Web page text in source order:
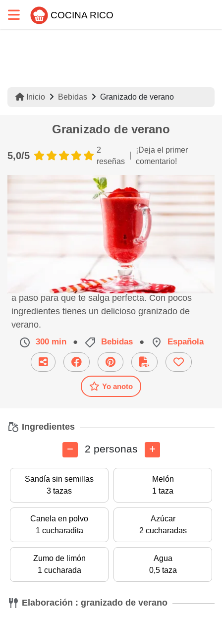
COCINA RICO
Inicio Bebidas Granizado de verano
Granizado de verano
5,0/5
2
reseñas
¡Deja el primer
comentario!
Receta de granizado de verano, preparación paso
a paso para que te salga perfecta. Con pocos
ingredientes tienes un delicioso granizado de
verano.
300 min ● Bebidas ● Española
Yo anoto
Ingredientes
2 personas
Sandía sin semillas
3 tazas
Melón
1 taza
Canela en polvo
1 cucharadita
Azúcar
2 cucharadas
Zumo de limón
1 cucharada
Agua
0,5 taza
Elaboración : granizado de verano